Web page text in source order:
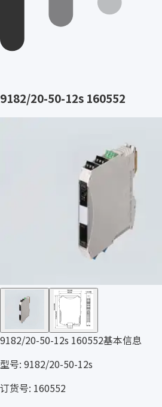
9182/20-50-12s 160552
9182/20-50-12s 160552基本信息
型号: 9182/20-50-12s
订货号: 160552